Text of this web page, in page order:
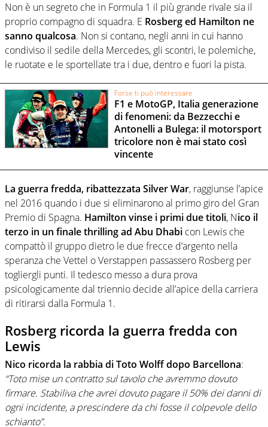
Non è un segreto che in Formula 1 il più grande rivale sia il
proprio compagno di squadra. E Rosberg ed Hamilton ne
sanno qualcosa. Non si contano, negli anni in cui hanno
condiviso il sedile della Mercedes, gli scontri, le polemiche,
le ruotate e le sportellate tra i due, dentro e fuori la pista.
Forse ti può interessare
F1 e MotoGP, Italia generazione
di fenomeni: da Bezzecchi e
Antonelli a Bulega: il motorsport
tricolore non è mai stato così
vincente
La guerra fredda, ribattezzata Silver War, raggiunse l’apice
nel 2016 quando i due si eliminarono al primo giro del Gran
Premio di Spagna. Hamilton vinse i primi due titoli, Nico il
terzo in un finale thrilling ad Abu Dhabi con Lewis che
compattò il gruppo dietro le due frecce d’argento nella
speranza che Vettel o Verstappen passassero Rosberg per
togliergli punti. Il tedesco messo a dura prova
psicologicamente dal triennio decide all’apice della carriera
di ritirarsi dalla Formula 1.
Rosberg ricorda la guerra fredda con
Lewis
Nico ricorda la rabbia di Toto Wolff dopo Barcellona:
“Toto mise un contratto sul tavolo che avremmo dovuto
firmare. Stabiliva che avrei dovuto pagare il 50% dei danni di
ogni incidente, a prescindere da chi fosse il colpevole dello
schianto”.